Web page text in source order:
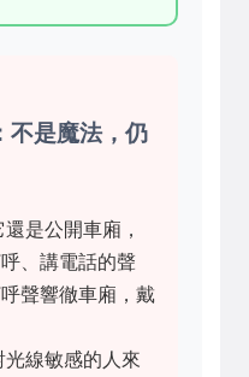
不是魔法，仍
還是公開車廂，
、講電話的聲
聲響徹車廂，戴
光線敏感的人來